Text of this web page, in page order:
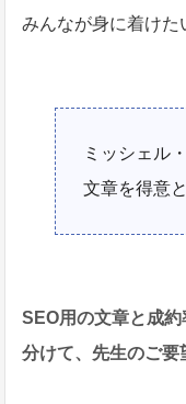
みんなが身に着けた
ミッシェル
文章を得意
SEO用の文章と成
分けて、先生のご要